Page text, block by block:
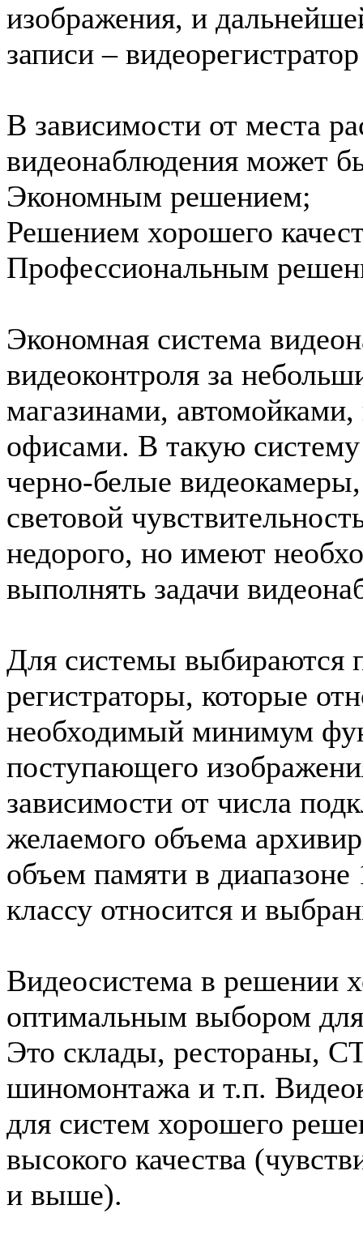
изображения, и
записи –
В зависимости от места
видеонаблюдения может
Экономным решением;
Решением хорошего
Профессиональным
Экономная система
видеоконтроля за
магазинами,
офисами. В такую
черно-белые
световой
недорого, но имеют
выполнять задачи
Для системы выбираются
регистраторы, которые
необходимый минимум
поступающего
зависимости от числа
желаемого объема
объем памяти в
классу относится и
Видеосистема в решении
оптимальным выбором
Это склады, рестораны,
шиномонтажа и т.п.
для систем хорошего
высокого качества
и выше).